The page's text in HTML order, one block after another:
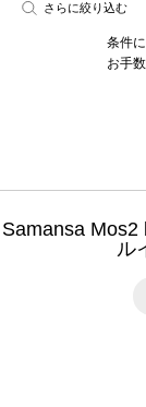
さらに絞り込む
条件
お手
Samansa Mos2
ル